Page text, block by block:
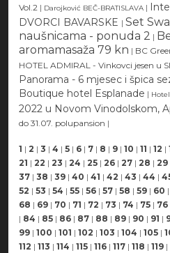
Vol.2 | Darojković BEČ-BRATISLAVA |
DVORCI BAVARSKE | Set
naušnicama - ponuda 2 |
aromamasaža 79 kn | BC
HOTEL ADMIRAL - Vinkovci jesen u
Panorama - 6 mjesec i špica
Boutique hotel Esplanade |
2022 u Novom Vinodolskom,
do 31.07. polupansion |
1 | 2 | 3 | 4 | 5 | 6 | 7 | 8 | 9 | 10 | 11 | 12 |
21 | 22 | 23 | 24 | 25 | 26 | 27 | 28 | 29
37 | 38 | 39 | 40 | 41 | 42 | 43 | 44 |
52 | 53 | 54 | 55 | 56 | 57 | 58 | 59 | 60 |
68 | 69 | 70 | 71 | 72 | 73 | 74 | 75 | 76
| 84 | 85 | 86 | 87 | 88 | 89 | 90 | 91 |
99 | 100 | 101 | 102 | 103 | 104 | 105 |
112 | 113 | 114 | 115 | 116 | 117 | 118 | 119 |